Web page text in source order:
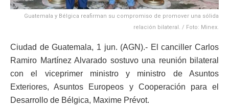
Guatemala y Bélgica reafirman su compromiso de promover una sólida
relación bilateral. / Foto: Minex.
Ciudad de Guatemala, 1 jun. (AGN).- El canciller Carlos
Ramiro Martínez Alvarado sostuvo una reunión bilateral
con el viceprimer ministro y ministro de Asuntos
Exteriores, Asuntos Europeos y Cooperación para el
Desarrollo de Bélgica, Maxime Prévot.